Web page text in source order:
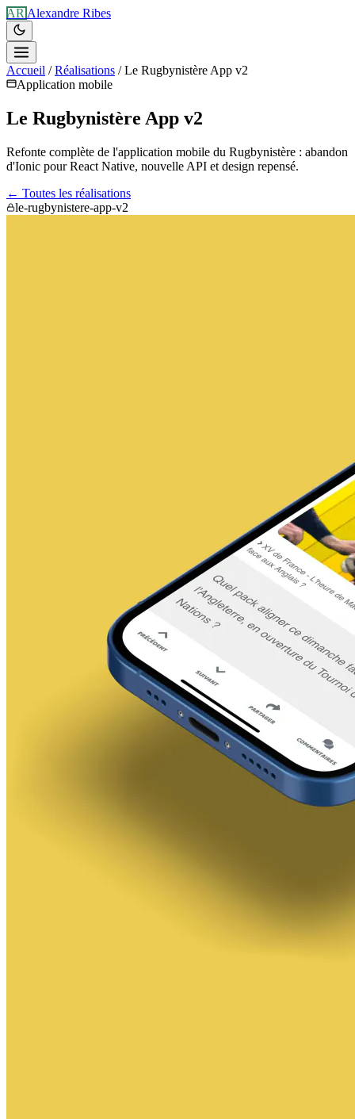
AR Alexandre Ribes
Accueil / Réalisations / Le Rugbynistère App v2
Application mobile
Le Rugbynistère App v2
Refonte complète de l'application mobile du Rugbynistère : abandon
d'Ionic pour React Native, nouvelle API et design repensé.
← Toutes les réalisations
le-rugbynistere-app-v2